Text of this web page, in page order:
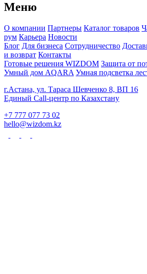
Меню
О компании Партнеры Каталог товаров
рум Карьера Новости
Блог Для бизнеса Сотрудничество
и возврат Контакты
Готовые решения WIZDOM Защита от
Умный дом AQARA Умная подсветка
г.Астана, ул. Тараса Шевченко 8, ВП 16
Единый Call-центр по Казахстану
+7 777 077 73 02
hello@wizdom.kz